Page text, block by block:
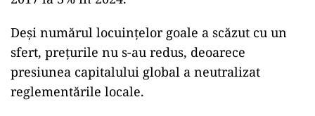
Deși numărul locuințelor goale a scăzut cu un
sfert, prețurile nu s-au redus, deoarece
presiunea capitalului global a neutralizat
reglementările locale.